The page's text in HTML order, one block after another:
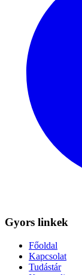
Gyors linkek
Főoldal
Kapcsolat
Tudástár